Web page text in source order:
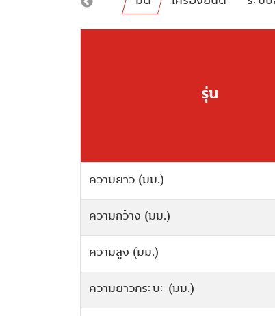
รุ่น
ความยาว (มม.)
ความกว้าง (มม.)
ความสูง (มม.)
ความยาวกระบะ (มม.)
รุ่น
รุ่นเครื่องยนต์
ระบบจ่ายน้ำมัน
ปริมาตรกระบอกสูบ (ซีซี.)
เส้นผ่านศูนย์กลางกระบอกสูบ x ระยะชั
รุ่น
ระบบเกียร์
อัตราทดเกียร์ 1
อัตราทดเกียร์ 2
อัตราทดเกียร์ 3
รุ่น
ระบบพวงมาลัย
รัศมีวงเลี้ยวแคบสุด (เมตร)
ระบบช่วงล่างหน้า
ระบบช่วงล่างหลัง
รุ่น
ชุดไฟหน้าโปรเจคเตอร์
ไฟส่องสว่างสำหรับการขับขี่เวลากลางวั
(Daytime Running Lights)
ระบบควบคุมการ เปิด – ปิด ไฟหน้าอั
ไฟท้ายแบบ LED
รุ่น
สีภายใน
วัสดุหุ้มเบาะ
ตกแต่งคอนโซล และภายในด้วยวัสดุ
พวงมาลัยปรับสูง – ต่ำได้
รุ่น
ระบบโครงสร้างตัวถังนิรภัย
ระบบป้องกันล้อล็อก ABS พร้อมระบบก
เบรก EBD
ระบบเสริมแรงเบรกด้วยอิเล็กทรอนิกส์
(Electronic Brake Assist)
รุ่น
พวงมาลัยมัลติฟังก์ชัน ควบคุมเครื่องเ
ปุ่มรับ – วางสายโทรศัพท์
จำนวนลำโพง
วิทยุ MP3
หน้าจอสีระบบสัมผัสขนาด 10 นิ้ว
รุ่น
Smart Check (ระบบตรวจเช็กอัจฉริยะ)
ระบบตรวจสอบสถานะรถยนต์
ระบบสั่งการ และระบบค้นหารถ Find
ระบบเตือนความผิดปกติของรถยนต์